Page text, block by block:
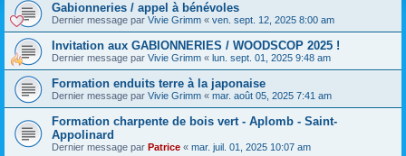
r
Gabionneries / appel à bénévoles
Dernier message par Vivie Grimm « ven. sept. 12, 2025 8:00 am
Invitation aux GABIONNERIES / WOODSCOP 2025 !
Dernier message par Vivie Grimm « lun. sept. 01, 2025 9:48 am
Formation enduits terre à la japonaise
Dernier message par Vivie Grimm « mar. août 05, 2025 7:41 am
Formation charpente de bois vert - Aplomb - Saint-
Appolinard
Dernier message par Patrice « mar. juil. 01, 2025 10:07 am